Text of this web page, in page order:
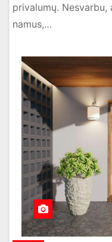
privalumų.
namus,…